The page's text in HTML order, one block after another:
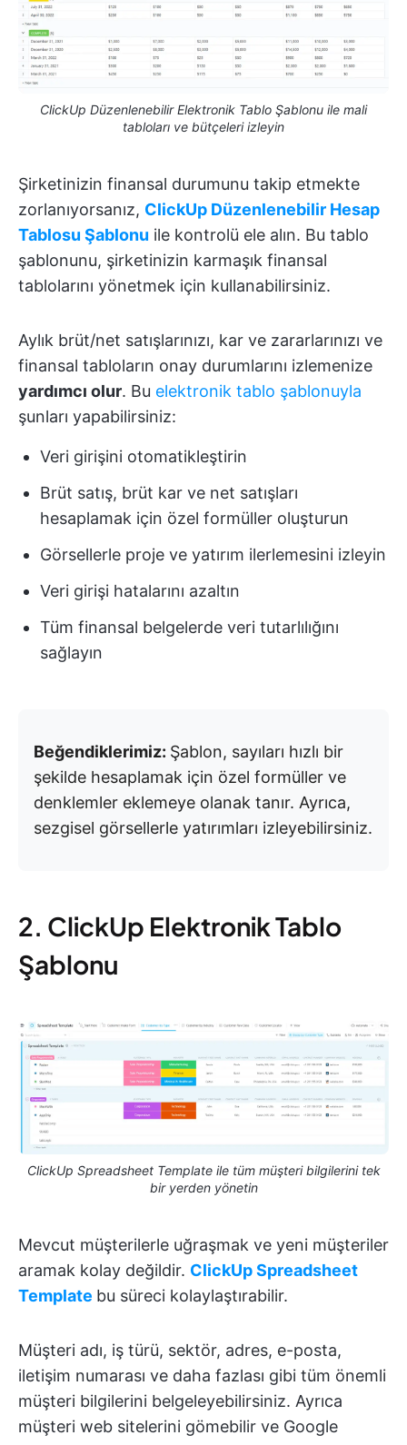
ClickUp Düzenlenebilir Elektronik Tablo Şablonu ile mali
tabloları ve bütçeleri izleyin
Şirketinizin finansal durumunu takip etmekte
zorlanıyorsanız, ClickUp Düzenlenebilir Hesap
Tablosu Şablonu ile kontrolü ele alın. Bu tablo
şablonunu, şirketinizin karmaşık finansal
tablolarını yönetmek için kullanabilirsiniz.
Aylık brüt/net satışlarınızı, kar ve zararlarınızı ve
finansal tabloların onay durumlarını izlemenize
yardımcı olur. Bu elektronik tablo şablonuyla
şunları yapabilirsiniz:
Veri girişini otomatikleştirin
Brüt satış, brüt kar ve net satışları
hesaplamak için özel formüller oluşturun
Görsellerle proje ve yatırım ilerlemesini izleyin
Veri girişi hatalarını azaltın
Tüm finansal belgelerde veri tutarlılığını
sağlayın
Beğendiklerimiz: Şablon, sayıları hızlı bir
şekilde hesaplamak için özel formüller ve
denklemler eklemeye olanak tanır. Ayrıca,
sezgisel görsellerle yatırımları izleyebilirsiniz.
2. ClickUp Elektronik Tablo
Şablonu
ClickUp Spreadsheet Template ile tüm müşteri bilgilerini tek
bir yerden yönetin
Mevcut müşterilerle uğraşmak ve yeni müşteriler
aramak kolay değildir. ClickUp Spreadsheet
Template bu süreci kolaylaştırabilir.
Müşteri adı, iş türü, sektör, adres, e-posta,
iletişim numarası ve daha fazlası gibi tüm önemli
müşteri bilgilerini belgeleyebilirsiniz. Ayrıca
müşteri web sitelerini gömebilir ve Google